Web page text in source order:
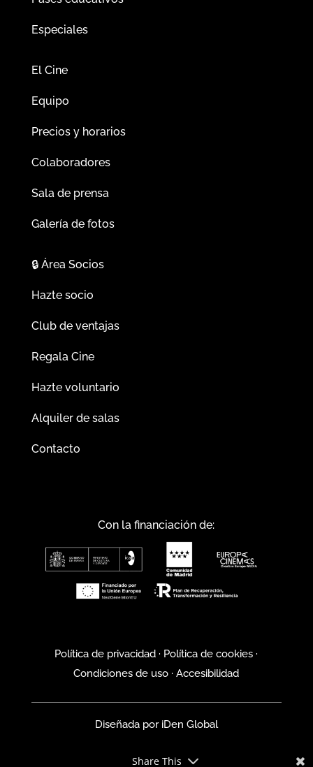
Especiales
El Cine
Equipo
Precios y horarios
Colaboradores
Sala de prensa
Galería de fotos
🔒Área Socios
Hazte socio
Club de ventajas
Regala Cine
Hazte voluntario
Alquiler de salas
Contacto
Con la financiación de:
Política de privacidad · Política de cookies ·
Condiciones de uso ·Accesibilidad
Diseñada poriDen Global
Share This